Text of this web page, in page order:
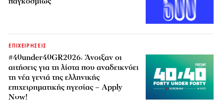
ΕΠΙΧΕΙΡΗΣΕΙΣ
#40under40GR2026: Άνοιξαν οι
αιτήσεις για τη λίστα που αναδεικνύει
τη νέα γενιά της ελληνικής
επιχειρηματικής ηγεσίας – Apply
Now!